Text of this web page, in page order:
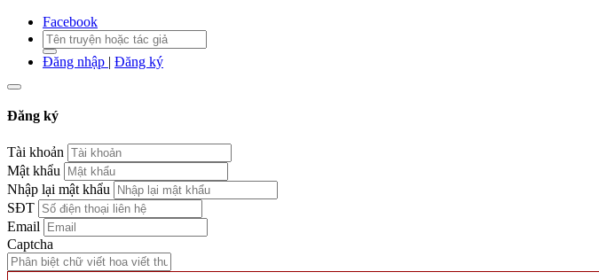
Facebook
Đăng nhập | Đăng ký
Đăng ký
Tài khoản
Mật khẩu
Nhập lại mật khẩu
SĐT
Email
Captcha